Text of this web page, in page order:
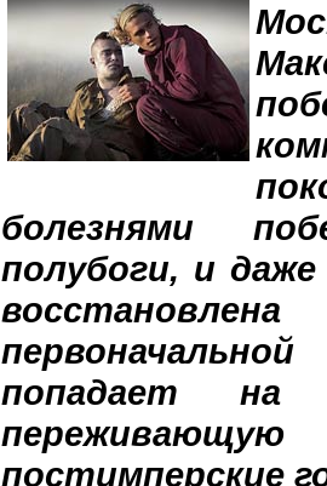
болезнями
полубоги, и
попадает на
постимперские